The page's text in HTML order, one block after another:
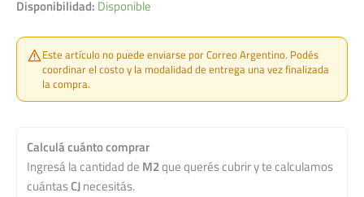
Disponibilidad: Disponible
Este artículo no puede enviarse por Correo Argentino. Podés
coordinar el costo y la modalidad de entrega una vez finalizada
la compra.
Calculá cuánto comprar
Ingresá la cantidad de M2que querés cubrir y te calculamos
cuántasCJnecesitás.